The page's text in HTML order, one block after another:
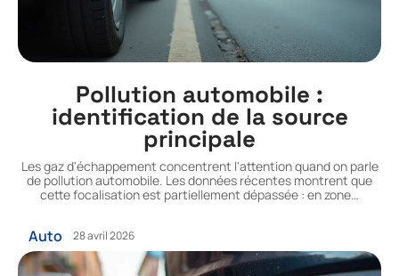
Pollution automobile :
identification de la source
principale
Les gaz d'échappement concentrent l'attention quand on parle
de pollution automobile. Les données récentes montrent que
cette focalisation est partiellement dépassée : en zone…
Auto 28 avril 2026